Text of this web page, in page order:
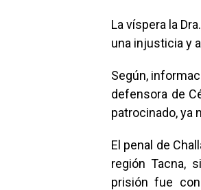
La víspera la Dra.
una injusticia y
Según,
defensora de
patrocinado, ya
El penal de
región Tacna,
prisión fue